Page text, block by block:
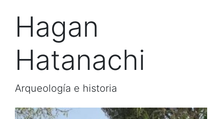
Hagan
Hatanachi
Arqueología e historia